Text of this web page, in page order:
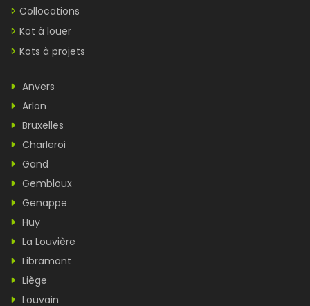
Collocations
Kot à louer
Kots à projets
Anvers
Arlon
Bruxelles
Charleroi
Gand
Gembloux
Genappe
Huy
La Louvière
Libramont
Liège
Louvain